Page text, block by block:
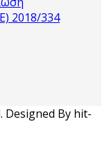
2018/334
Designed By hit-